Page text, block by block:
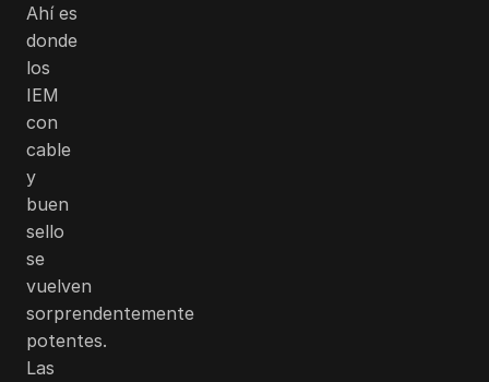
Ahí es
donde
los
IEM
con
cable
y
buen
sello
se
vuelven
sorprendentemente
potentes.
Las